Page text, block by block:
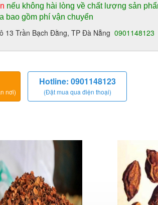
nếu không hài lòng về chất lượng sản
bao gồm phí vận chuyển
13 Trần Bạch Đằng, TP Đà Nẵng 0901148123
nơi)
Hotline: 0901148123
(Đặt mua qua điện thoại)